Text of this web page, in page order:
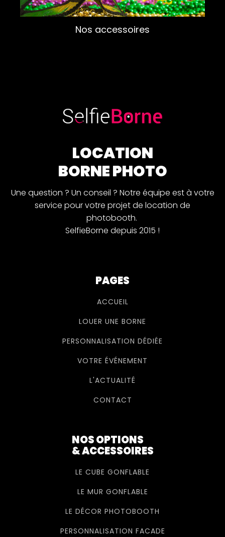
Nos accessoires
LOCATION
BORNE PHOTO
Une question ? Un conseil ? Notre équipe est à votre
service pour votre projet de location de
photobooth.
SelfieBorne depuis 2015 !
PAGES
ACCUEIL
LOUER UNE BORNE
PERSONNALISATION DÉDIÉE
VOTRE ÉVÉNEMENT
L'ACTUALITÉ
CONTACT
NOS OPTIONS
& ACCESSOIRES
LE CUBE GONFLABLE
LE MUR GONFLABLE
LE DÉCOR PHOTOBOOTH
PERSONNALISATION FACADE